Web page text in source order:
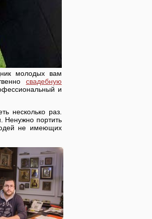
молодых вам
свадебную
и
несколько раз.
Ненужно портить
не имеющих